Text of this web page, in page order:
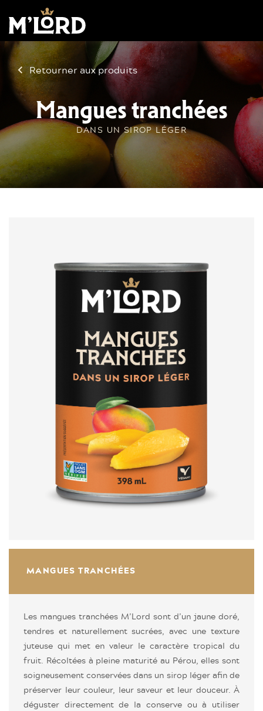
Retourner aux produits
Mangues tranchées
DANS UN SIROP LÉGER
MANGUES TRANCHÉES
Les mangues tranchées M’Lord sont d’un jaune doré,
tendres et naturellement sucrées, avec une texture
juteuse qui met en valeur le caractère tropical du
fruit. Récoltées à pleine maturité au Pérou, elles sont
soigneusement conservées dans un sirop léger afin de
préserver leur couleur, leur saveur et leur douceur. À
déguster directement de la conserve ou à utiliser